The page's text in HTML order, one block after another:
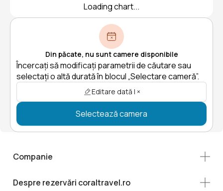
Loading chart...
Din păcate, nu sunt camere disponibile
Încercați să modificați parametrii de căutare sau
selectați o altă durată în blocul „Selectare cameră”.
Editare dată | ×
Selectează camera
Companie
Despre rezervări coraltravel.ro